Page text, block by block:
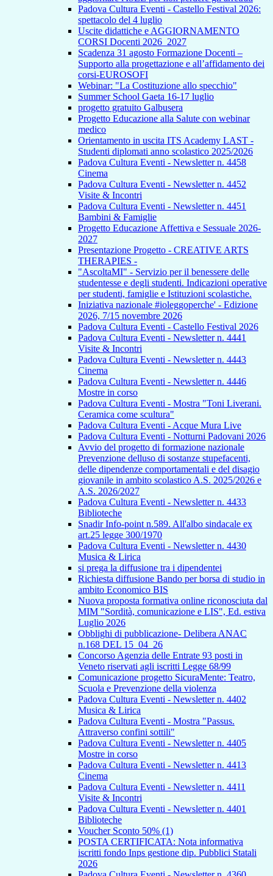
Padova Cultura Eventi - Castello Festival 2026:
spettacolo del 4 luglio
Uscite didattiche e AGGIORNAMENTO
CORSI Docenti 2026_2027
Scadenza 31 agosto Formazione Docenti –
Supporto alla progettazione e all’affidamento dei
corsi-EUROSOFI
Webinar: "La Costituzione allo specchio"
Summer School Gaeta 16-17 luglio
progetto gratuito Galbusera
Progetto Educazione alla Salute con webinar
medico
Orientamento in uscita ITS Academy LAST -
Studenti diplomati anno scolastico 2025/2026
Padova Cultura Eventi - Newsletter n. 4458
Cinema
Padova Cultura Eventi - Newsletter n. 4452
Visite & Incontri
Padova Cultura Eventi - Newsletter n. 4451
Bambini & Famiglie
Progetto Educazione Affettiva e Sessuale 2026-
2027
Presentazione Progetto - CREATIVE ARTS
THERAPIES -
"AscoltaMI" - Servizio per il benessere delle
studentesse e degli studenti. Indicazioni operative
per studenti, famiglie e Istituzioni scolastiche.
Iniziativa nazionale #ioleggoperche' - Edizione
2026, 7/15 novembre 2026
Padova Cultura Eventi - Castello Festival 2026
Padova Cultura Eventi - Newsletter n. 4441
Visite & Incontri
Padova Cultura Eventi - Newsletter n. 4443
Cinema
Padova Cultura Eventi - Newsletter n. 4446
Mostre in corso
Padova Cultura Eventi - Mostra "Toni Liverani.
Ceramica come scultura"
Padova Cultura Eventi - Acque Mura Live
Padova Cultura Eventi - Notturni Padovani 2026
Avvio del progetto di formazione nazionale
Prevenzione delluso di sostanze stupefacenti,
delle dipendenze comportamentali e del disagio
giovanile in ambito scolastico A.S. 2025/2026 e
A.S. 2026/2027
Padova Cultura Eventi - Newsletter n. 4433
Biblioteche
Snadir Info-point n.589. All'albo sindacale ex
art.25 legge 300/1970
Padova Cultura Eventi - Newsletter n. 4430
Musica & Lirica
si prega la diffusione tra i dipendentei
Richiesta diffusione Bando per borsa di studio in
ambito Economico BIS
Nuova proposta formativa online riconosciuta dal
MIM "Sordità, comunicazione e LIS", Ed. estiva
Luglio 2026
Obblighi di pubblicazione- Delibera ANAC
n.168 DEL 15_04_26
Concorso Agenzia delle Entrate 93 posti in
Veneto riservati agli iscritti Legge 68/99
Comunicazione progetto SicuraMente: Teatro,
Scuola e Prevenzione della violenza
Padova Cultura Eventi - Newsletter n. 4402
Musica & Lirica
Padova Cultura Eventi - Mostra "Passus.
Attraverso confini sottili"
Padova Cultura Eventi - Newsletter n. 4405
Mostre in corso
Padova Cultura Eventi - Newsletter n. 4413
Cinema
Padova Cultura Eventi - Newsletter n. 4411
Visite & Incontri
Padova Cultura Eventi - Newsletter n. 4401
Biblioteche
Voucher Sconto 50% (1)
POSTA CERTIFICATA: Nota informativa
iscritti fondo Inps gestione dip. Pubblici Statali
2026